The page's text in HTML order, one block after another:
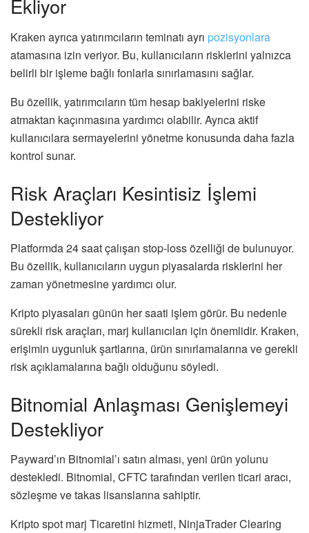
Ekliyor
Kraken ayrıca yatırımcıların teminatı ayrı pozisyonlara
atamasına izin veriyor. Bu, kullanıcıların risklerini yalnızca
belirli bir işleme bağlı fonlarla sınırlamasını sağlar.
Bu özellik, yatırımcıların tüm hesap bakiyelerini riske
atmaktan kaçınmasına yardımcı olabilir. Ayrıca aktif
kullanıcılara sermayelerini yönetme konusunda daha fazla
kontrol sunar.
Risk Araçları Kesintisiz İşlemi
Destekliyor
Platformda 24 saat çalışan stop-loss özelliği de bulunuyor.
Bu özellik, kullanıcıların uygun piyasalarda risklerini her
zaman yönetmesine yardımcı olur.
Kripto piyasaları günün her saati işlem görür. Bu nedenle
sürekli risk araçları, marj kullanıcıları için önemlidir. Kraken,
erişimin uygunluk şartlarına, ürün sınırlamalarına ve gerekli
risk açıklamalarına bağlı olduğunu söyledi.
Bitnomial Anlaşması Genişlemeyi
Destekliyor
Payward’ın Bitnomial’ı satın alması, yeni ürün yolunu
destekledi. Bitnomial, CFTC tarafından verilen ticari aracı,
sözleşme ve takas lisanslarına sahiptir.
Kripto spot marj Ticaretini hizmeti, NinjaTrader Clearing